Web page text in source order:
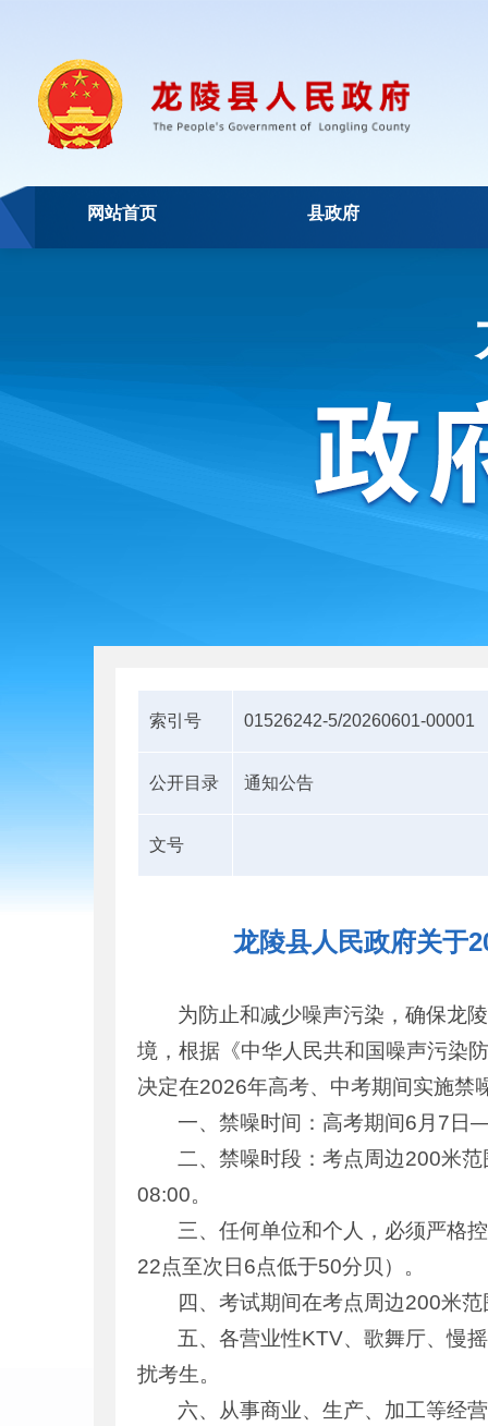
网站首页 县政府
索引号 01526242-5/20260601-00001
公开目录 通知公告
文号
龙陵县人民政府关于
为防止和减少噪声污染，确保龙
境，根据《中华人民共和国噪声污染
决定在2026年高考、中考期间实施禁
一、禁噪时间：高考期间6月7
二、禁噪时段：考点周边200米
08:00。
三、任何单位和个人，必须严格
22点至次日6点低于50分贝）。
四、考试期间在考点周边200米
五、各营业性KTV、歌舞厅、慢
扰考生。
六、从事商业、生产、加工等经